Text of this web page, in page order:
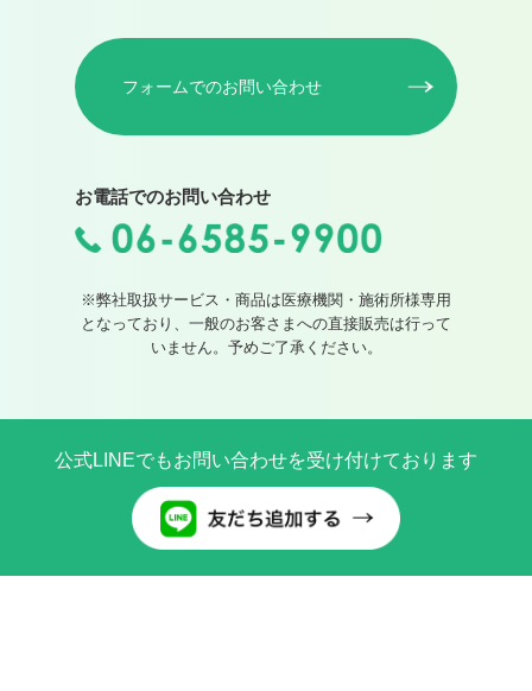
フォームでのお問い合わせ
お電話でのお問い合わせ
※弊社取扱サービス・商品は医療機関・施術所様専用
となっており、一般のお客さまへの直接販売は行って
いません。予めご了承ください。
公式LINEでもお問い合わせを受け付けております